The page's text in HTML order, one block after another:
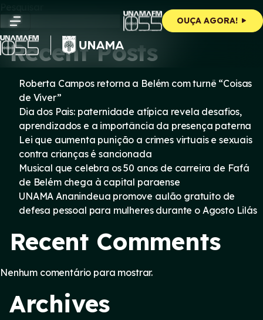
content
OUÇA AGORA!
Pesquisar
Pesquisar
Recent Posts
Roberta Campos retorna a Belém com turnê “Coisas
de Viver”
Dia dos Pais: paternidade atípica revela desafios,
aprendizados e a importância da presença paterna
Lei que aumenta punição a crimes virtuais e sexuais
contra crianças é sancionada
Musical que celebra os 50 anos de carreira de Fafá
de Belém chega à capital paraense
UNAMA Ananindeua promove aulão gratuito de
defesa pessoal para mulheres durante o Agosto Lilás
Recent Comments
Nenhum comentário para mostrar.
Archives